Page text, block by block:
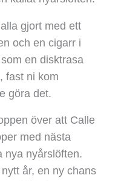
gjort med ett
och en cigarr i
en disktrasa
fast ni kom
göra det.
över att Calle
med nästa
nya nyårslöften.
år, en ny chans